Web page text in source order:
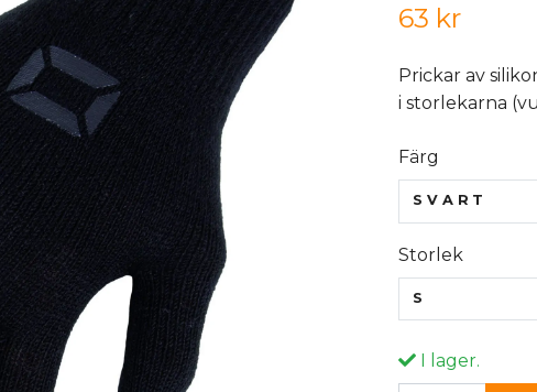
63 kr
Prickar av
i storlekarna
Färg
SVART
Storlek
S
I lager.